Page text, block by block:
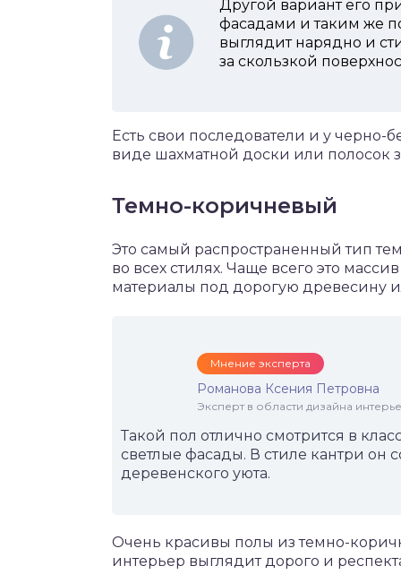
Другой вариант его
фасадами и таким же
выглядит нарядно и
за скользкой
Есть свои последователи и у черно-
виде шахматной доски или полосок
Темно-коричневый
Это самый распространенный тип
во всех стилях. Чаще всего это
материалы под дорогую древесину
Мнение эксперта
Романова Ксения Петровна
Эксперт в области дизайна
Такой пол отлично смотрится в
светлые фасады. В стиле кантри он
деревенского уюта.
Очень красивы полы из темно-
интерьер выглядит дорого и